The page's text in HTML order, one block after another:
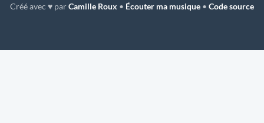
Créé avec ♥ parCamille Roux • Écouter ma musique • Code source